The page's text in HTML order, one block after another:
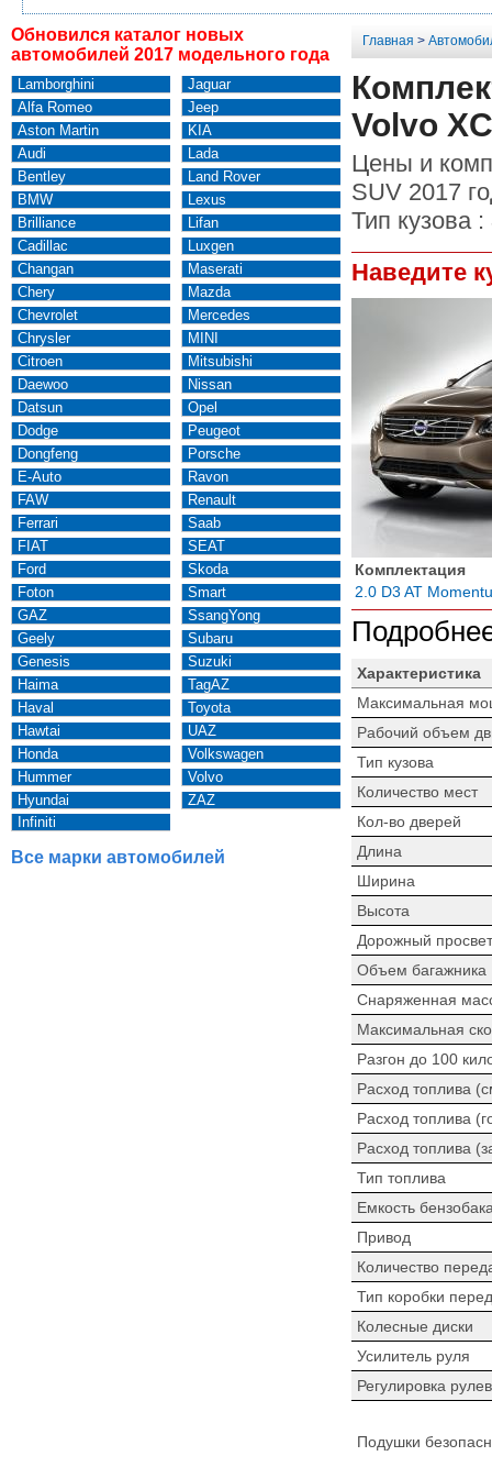
Обновился каталог новых
автомобилей 2017 модельного года
Lamborghini
Alfa Romeo
Aston Martin
Audi
Bentley
BMW
Brilliance
Cadillac
Changan
Chery
Chevrolet
Chrysler
Citroen
Daewoo
Datsun
Dodge
Dongfeng
E-Auto
FAW
Ferrari
FIAT
Ford
Foton
GAZ
Geely
Genesis
Haima
Haval
Hawtai
Honda
Hummer
Hyundai
Infiniti
Jaguar
Jeep
KIA
Lada
Land Rover
Lexus
Lifan
Luxgen
Maserati
Mazda
Mercedes
MINI
Mitsubishi
Nissan
Opel
Peugeot
Porsche
Ravon
Renault
Saab
SEAT
Skoda
Smart
SsangYong
Subaru
Suzuki
TagAZ
Toyota
UAZ
Volkswagen
Volvo
ZAZ
Все марки автомобилей
Главная >
Volvo
Цены и
SUV 2017
Тип кузова :
Наведите
Комплектация
2.0 D3 AT
Характеристика
Максимальная
Рабочий объем
Тип кузова
Количество мест
Кол-во дверей
Длина
Ширина
Высота
Дорожный просвет
Объем багажника
Снаряженная
Максимальная
Разгон до 100
Расход топлива
Расход топлива
Расход топлива
Тип топлива
Емкость
Привод
Количество
Тип коробки
Колесные диски
Усилитель руля
Регулировка
Подушки